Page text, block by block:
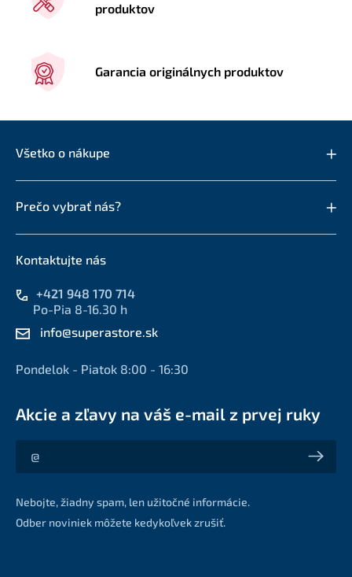
produktov
Garancia originálnych produktov
Všetko o nákupe
Prečo vybrať nás?
Kontaktujte nás
+421 948 170 714
Po-Pia 8-16.30 h
info@superastore.sk
Pondelok - Piatok 8:00 - 16:30
Akcie a zľavy na váš e-mail z prvej ruky
Akcie a zľavy na váš e-mail z prvej ruky
Nebojte, žiadny spam, len užitočné informácie.
Odber noviniek môžete kedykoľvek zrušiť.